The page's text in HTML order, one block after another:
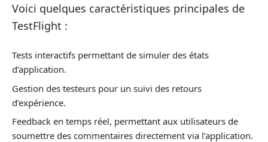
Voici quelques caractéristiques principales de
TestFlight :
Tests interactifs permettant de simuler des états
d’application.
Gestion des testeurs pour un suivi des retours
d’expérience.
Feedback en temps réel, permettant aux utilisateurs de
soumettre des commentaires directement via l’application.